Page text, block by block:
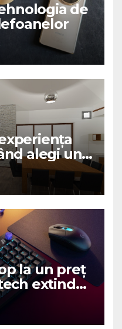
de
alegi un
la un preț
extinde
mouse și